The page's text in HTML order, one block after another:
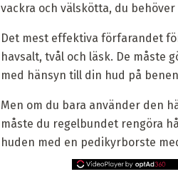
vackra och välskötta, du
Det mest effektiva förfarandet
havsalt, tvål och läsk. De måste
med hänsyn till din hud på
Men om du bara använder den
måste du regelbundet rengöra
huden med en pedikyrborste